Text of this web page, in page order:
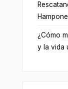
¿Cómo
y la vida